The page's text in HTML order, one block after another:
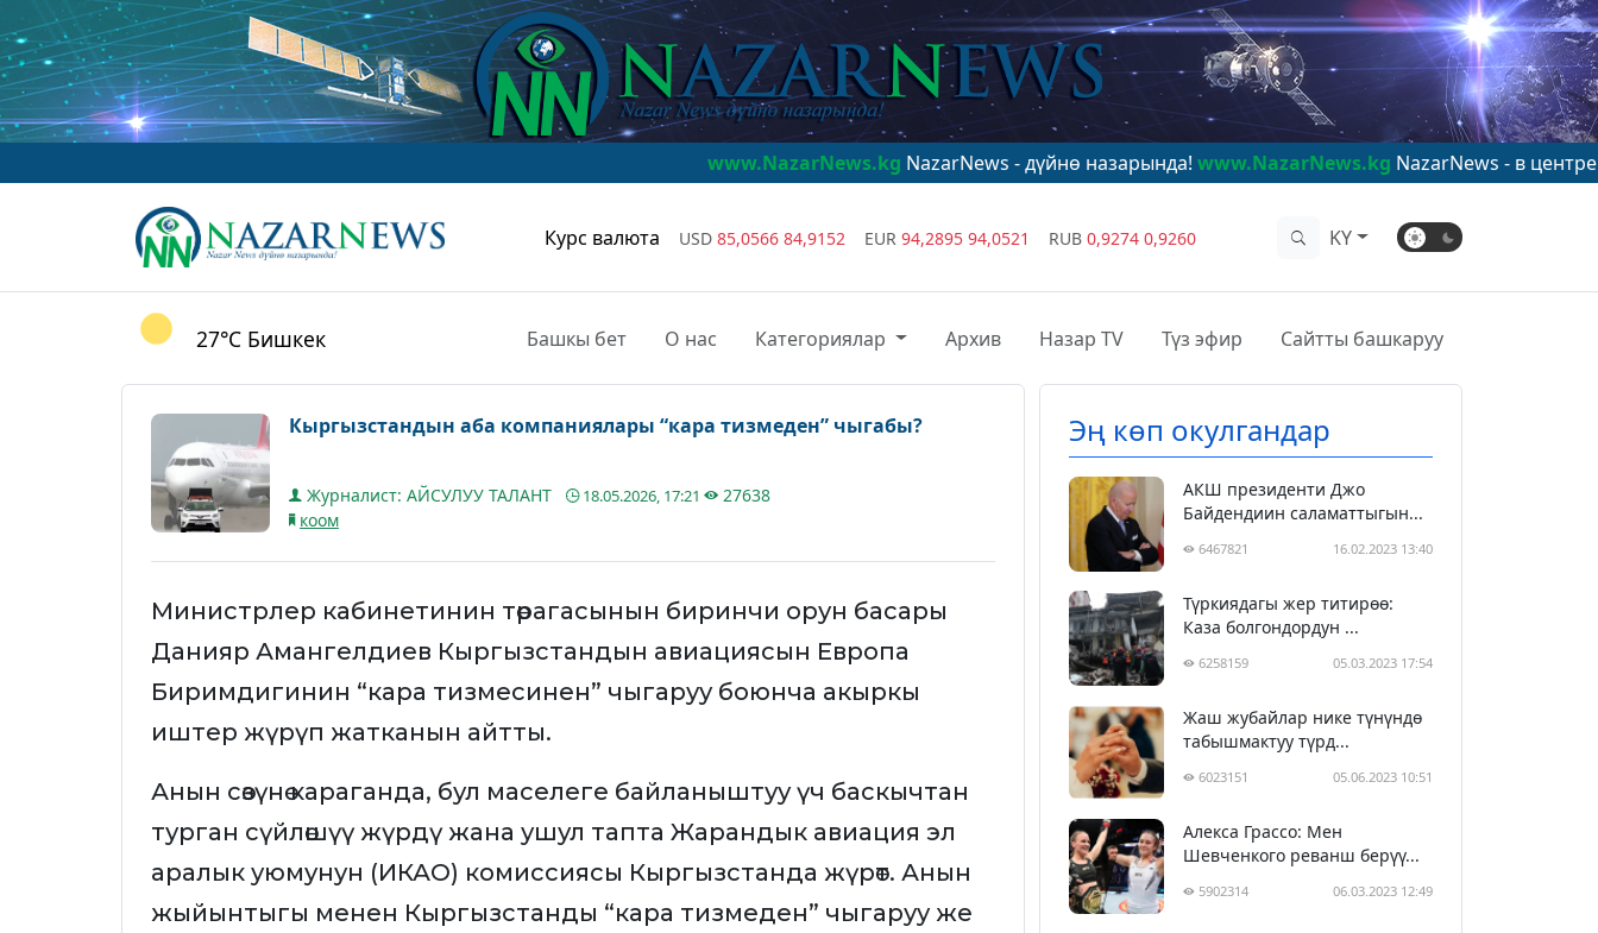
www.NazarNews.kgNazarNews - дүйнө назарында!www.NazarNews.kgNazarNews - в центре мирового
Курс валюта USD 85,0566 84,9152 EUR 94,2895 94,0521 RUB 0,9274 0,9260 KY
27°C Бишкек Башкы бет О нас Категориялар Архив Назар TV Түз эфир Сайтты башкаруу
Кыргызстандын аба компаниялары “кара тизмеден” чыгабы?
Журналист: АЙСУЛУУ ТАЛАНТ 18.05.2026, 17:21
27638
коом
Министрлер кабинетинин төрагасынын биринчи орун басары
Данияр Амангелдиев Кыргызстандын авиациясын Европа
Биримдигинин “кара тизмесинен” чыгаруу боюнча акыркы
иштер жүрүп жатканын айтты.
Анын сөзүнө караганда, бул маселеге байланыштуу үч баскычтан
турган сүйлөшүү жүрдү жана ушул тапта Жарандык авиация эл
аралык уюмунун (ИКАО) комиссиясы Кыргызстанда жүрөт. Анын
жыйынтыгы менен Кыргызстанды “кара тизмеден” чыгаруу же
Эң көп окулгандар
АКШ президенти Джо
Байдендиин саламаттыгын...
6467821 16.02.2023 13:40
Түркиядагы жер титирөө:
Каза болгондордун ...
6258159 05.03.2023 17:54
Жаш жубайлар нике түнүндө
табышмактуу түрд...
6023151 05.06.2023 10:51
Алекса Грассо: Мен
Шевченкого реванш берүү...
5902314 06.03.2023 12:49